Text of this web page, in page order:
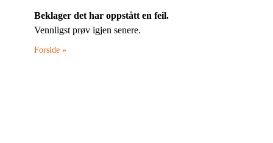
Beklager det har oppstått en feil.
Vennligst prøv igjen senere.
Forside »